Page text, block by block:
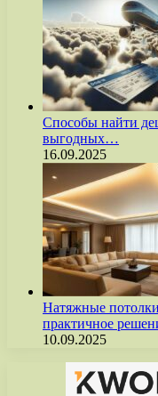
Способы найти
выгодных…
16.09.2025
Натяжные
практичное
10.09.2025